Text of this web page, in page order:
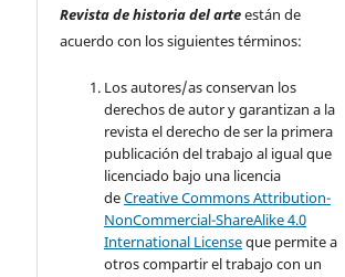
Revista de historia del arteestán de
acuerdo con los siguientes términos:
Los autores/as conservan los
derechos de autor y garantizan a la
revista el derecho de ser la primera
publicación del trabajo al igual que
licenciado bajo una licencia
deCreative Commons Attribution-
NonCommercial-ShareAlike 4.0
International Licenseque permite a
otros compartir el trabajo con un